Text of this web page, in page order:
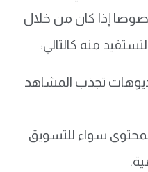
إذا كان من خلال
منه كالتالي:
تجذب المشاهد
سواء للتسويق